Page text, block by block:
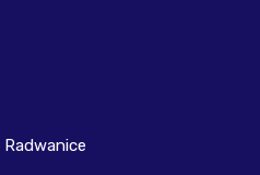
Radwanice